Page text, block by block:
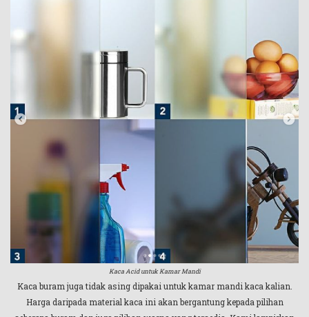
Kaca Acid untuk Kamar Mandi
Kaca buram juga tidak asing dipakai untuk kamar mandi kaca kalian.
Harga daripada material kaca ini akan bergantung kepada pilihan